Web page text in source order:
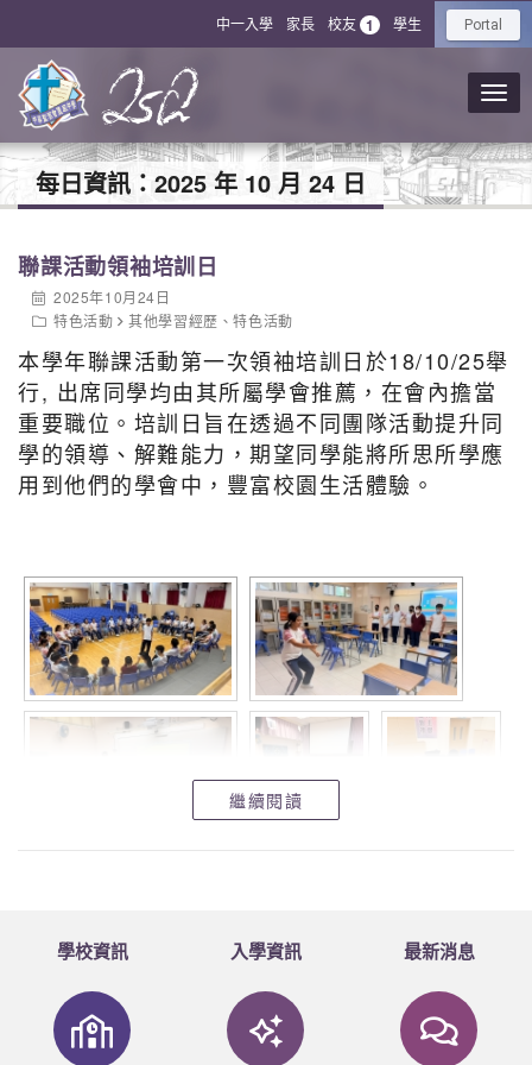
中一入學 家長 校友 1 學生 Portal
每日資訊： 2025 年 10 月 24 日
聯課活動領袖培訓日
2025年10月24日
特色活動
其他學習經歷 、特色活動
本學年聯課活動第一次領袖培訓日於18/10/25舉
行, 出席同學均由其所屬學會推薦，在會內擔當
重要職位。培訓日旨在透過不同團隊活動提升同
學的領導、解難能力，期望同學能將所思所學應
用到他們的學會中，豐富校園生活體驗。
繼續閱讀
學校資訊 入學資訊 最新消息